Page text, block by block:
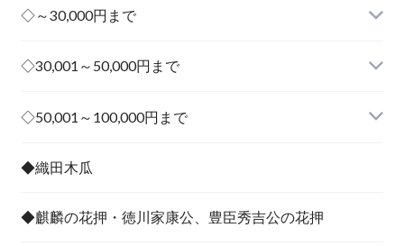
◇～30,000円まで
その他
◇30,001～50,000円まで
その他
◇50,001～100,000円まで
◆織田木瓜
◆麒麟の花押・徳川家康公、豊臣秀吉公の花押